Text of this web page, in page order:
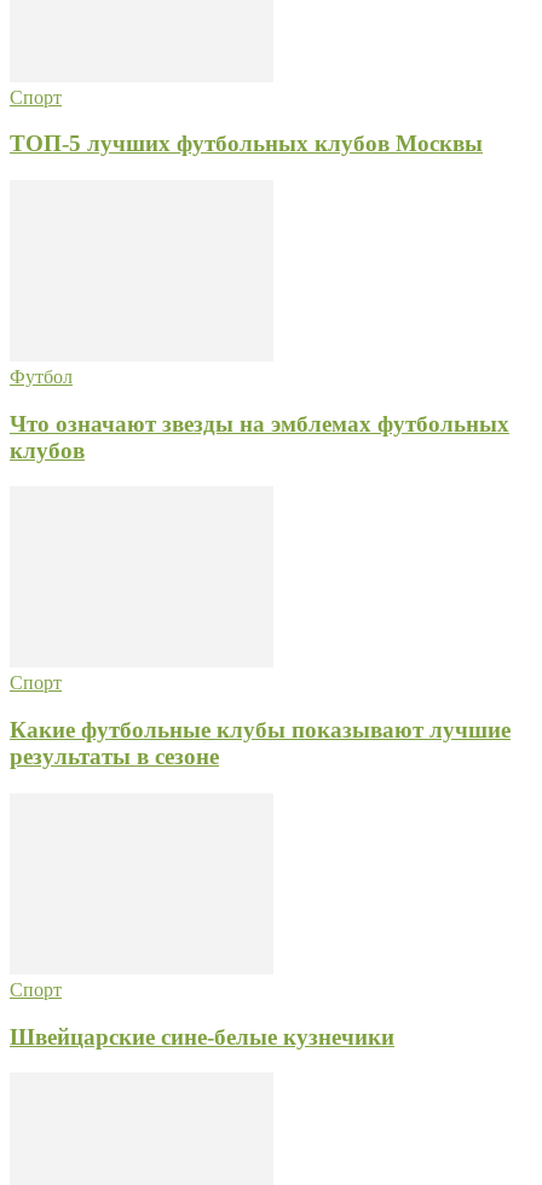
Спорт
ТОП-5 лучших футбольных клубов Москвы
Футбол
Что означают звезды на эмблемах футбольных
клубов
Спорт
Какие футбольные клубы показывают лучшие
результаты в сезоне
Спорт
Швейцарские сине-белые кузнечики